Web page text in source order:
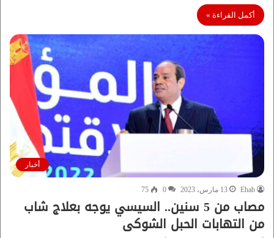
أكمل القراءة »
أخبار
Ehab 13 مارس، 2023 0
75
مصاب من 5 سنين.. السيسي يوجه بعلاج شاب
من التهابات الحبل الشوكى